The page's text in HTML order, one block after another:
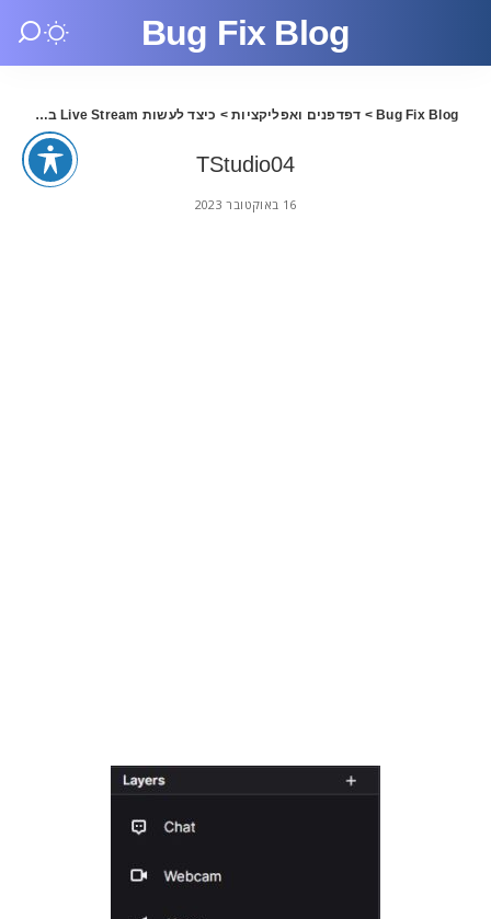
Bug Fix Blog
Bug Fix Blog
> דפדפנים ואפליקציות> כיצד לעשות Live Stream באתר Twitch TV
TStudio04
16 באוקטובר 2023